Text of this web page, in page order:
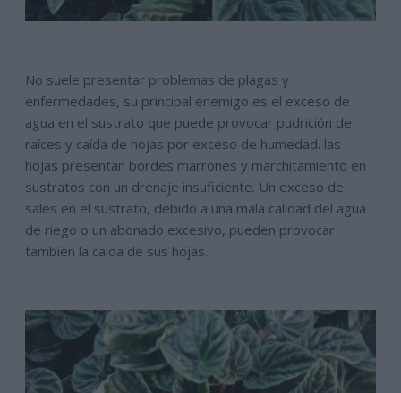
No suele presentar problemas de plagas y
enfermedades, su principal enemigo es el exceso de
agua en el sustrato que puede provocar pudrición de
raíces y caída de hojas por exceso de humedad. las
hojas presentan bordes marrones y marchitamiento en
sustratos con un drenaje insuficiente. Un exceso de
sales en el sustrato, debido a una mala calidad del agua
de riego o un abonado excesivo, pueden provocar
también la caída de sus hojas.